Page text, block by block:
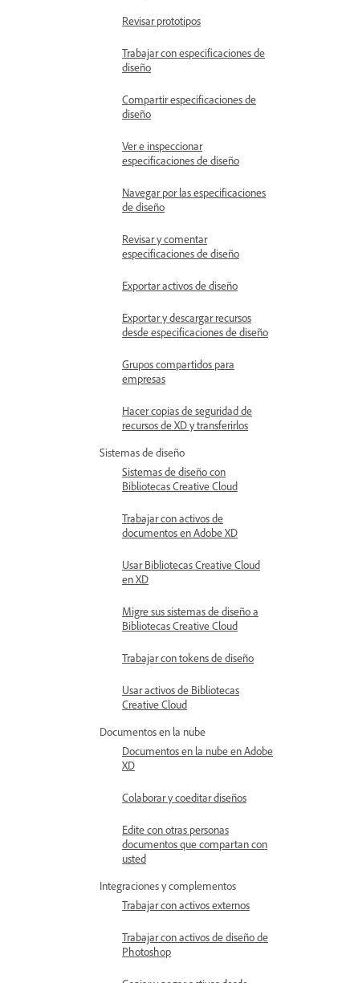
Revisar prototipos
Trabajar con especificaciones de
diseño
Compartir especificaciones de
diseño
Ver e inspeccionar
especificaciones de diseño
Navegar por las especificaciones
de diseño
Revisar y comentar
especificaciones de diseño
Exportar activos de diseño
Exportar y descargar recursos
desde especificaciones de diseño
Grupos compartidos para
empresas
Hacer copias de seguridad de
recursos de XD y transferirlos
Sistemas de diseño
Sistemas de diseño con
Bibliotecas Creative Cloud
Trabajar con activos de
documentos en Adobe XD
Usar Bibliotecas Creative Cloud
en XD
Migre sus sistemas de diseño a
Bibliotecas Creative Cloud
Trabajar con tokens de diseño
Usar activos de Bibliotecas
Creative Cloud
Documentos en la nube
Documentos en la nube en Adobe
XD
Colaborar y coeditar diseños
Edite con otras personas
documentos que compartan con
usted
Integraciones y complementos
Trabajar con activos externos
Trabajar con activos de diseño de
Photoshop